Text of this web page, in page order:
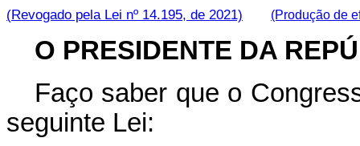
(Revogado pela Lei nº 14.195, de 2021)
(Produção de
O PRESIDENTE DA
Faço saber que o
seguinte Lei: